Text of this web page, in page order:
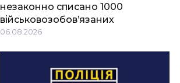
незаконно списано 1000
військовозобов’язаних
06.08.2026